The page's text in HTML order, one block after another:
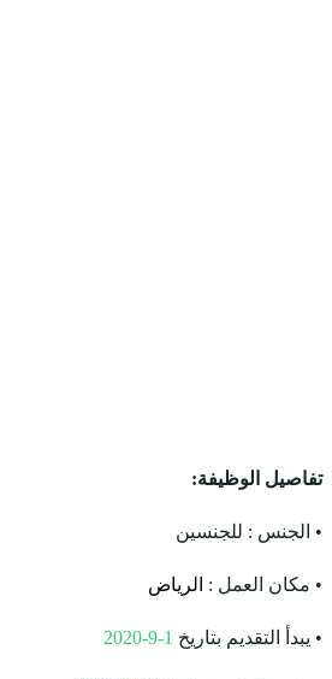
تفاصيل الوظيفة:
• الجنس : للجنسين
• مكان العمل : الرياض
• يبدأ التقديم بتاريخ